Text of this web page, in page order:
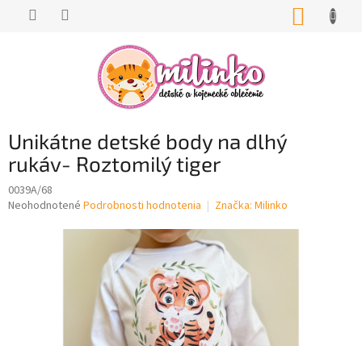
Unikátne detské body na dlhý
rukáv- Roztomilý tiger
0039A/68
Priemerné
Neohodnotené Podrobnosti hodnotenia Značka: Milinko